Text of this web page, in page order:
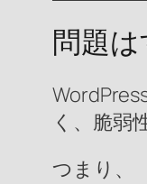
問題
く、脆弱
つまり、